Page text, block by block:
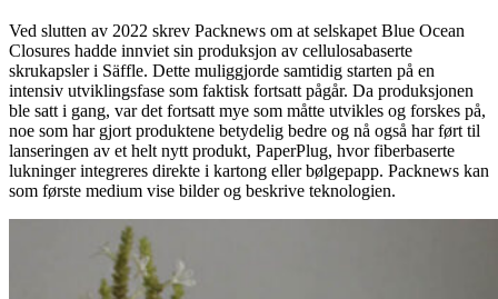
Ved slutten av 2022 skrev Packnews om at selskapet Blue Ocean
Closures hadde innviet sin produksjon av cellulosabaserte
skrukapsler i Säffle. Dette muliggjorde samtidig starten på en
intensiv utviklingsfase som faktisk fortsatt pågår. Da produksjonen
ble satt i gang, var det fortsatt mye som måtte utvikles og forskes på,
noe som har gjort produktene betydelig bedre og nå også har ført til
lanseringen av et helt nytt produkt, PaperPlug, hvor fiberbaserte
lukninger integreres direkte i kartong eller bølgepapp. Packnews kan
som første medium vise bilder og beskrive teknologien.